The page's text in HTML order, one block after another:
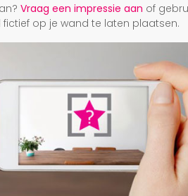
Vraag een impressie aan of
op je wand te laten plaatsen.